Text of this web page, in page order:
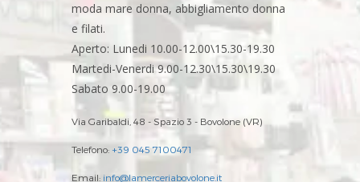
moda mare donna, abbigliamento donna
e filati.
Aperto: Lunedi 10.00-12.00\15.30-19.30
Martedi-Venerdi 9.00-12.30\15.30\19.30
Sabato 9.00-19.00
Via Garibaldi, 48 - Spazio 3 - Bovolone (VR)
Telefono: +39 045 7100471
Email: info@lamerceriabovolone.it